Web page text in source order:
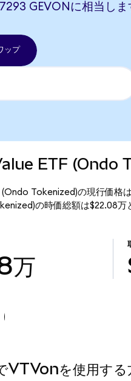
GEVONに相当しま
ップ
ETF (Ondo
Tokenized)の現行価格
の時価総額は$22.08万
万
を使用する